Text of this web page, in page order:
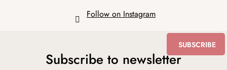
Follow on Instagram
Subscribe to newsletter
SUBSCRIBE